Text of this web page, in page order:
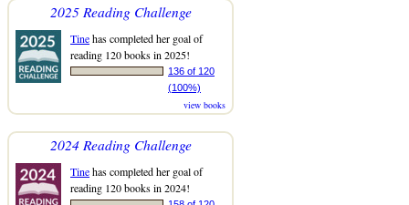
2025 Reading Challenge
Tinehas completed her goal of
reading 120 books in 2025!
136 of 120
(100%)
view books
2024 Reading Challenge
Tinehas completed her goal of
reading 120 books in 2024!